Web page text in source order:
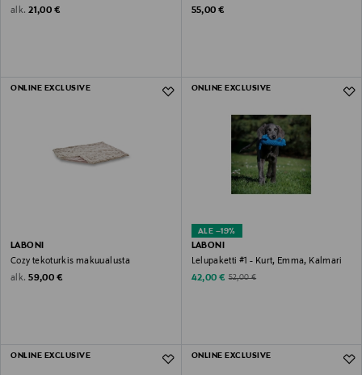
alk. Original Price
21,00 €
Original Price
55,00 €
ONLINE EXCLUSIVE
LABONI
Cozy tekoturkis makuualusta
alk. Original Price
59,00 €
ALE –19%
ONLINE EXCLUSIVE
LABONI
Lelupaketti #1 - Kurt, Emma, Kalmari
Discounted Price
42,00 € Original Price
52,00 €
ONLINE EXCLUSIVE ONLINE EXCLUSIVE